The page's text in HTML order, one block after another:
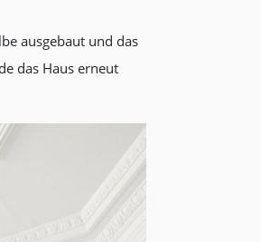
ausgebaut und das
das Haus erneut